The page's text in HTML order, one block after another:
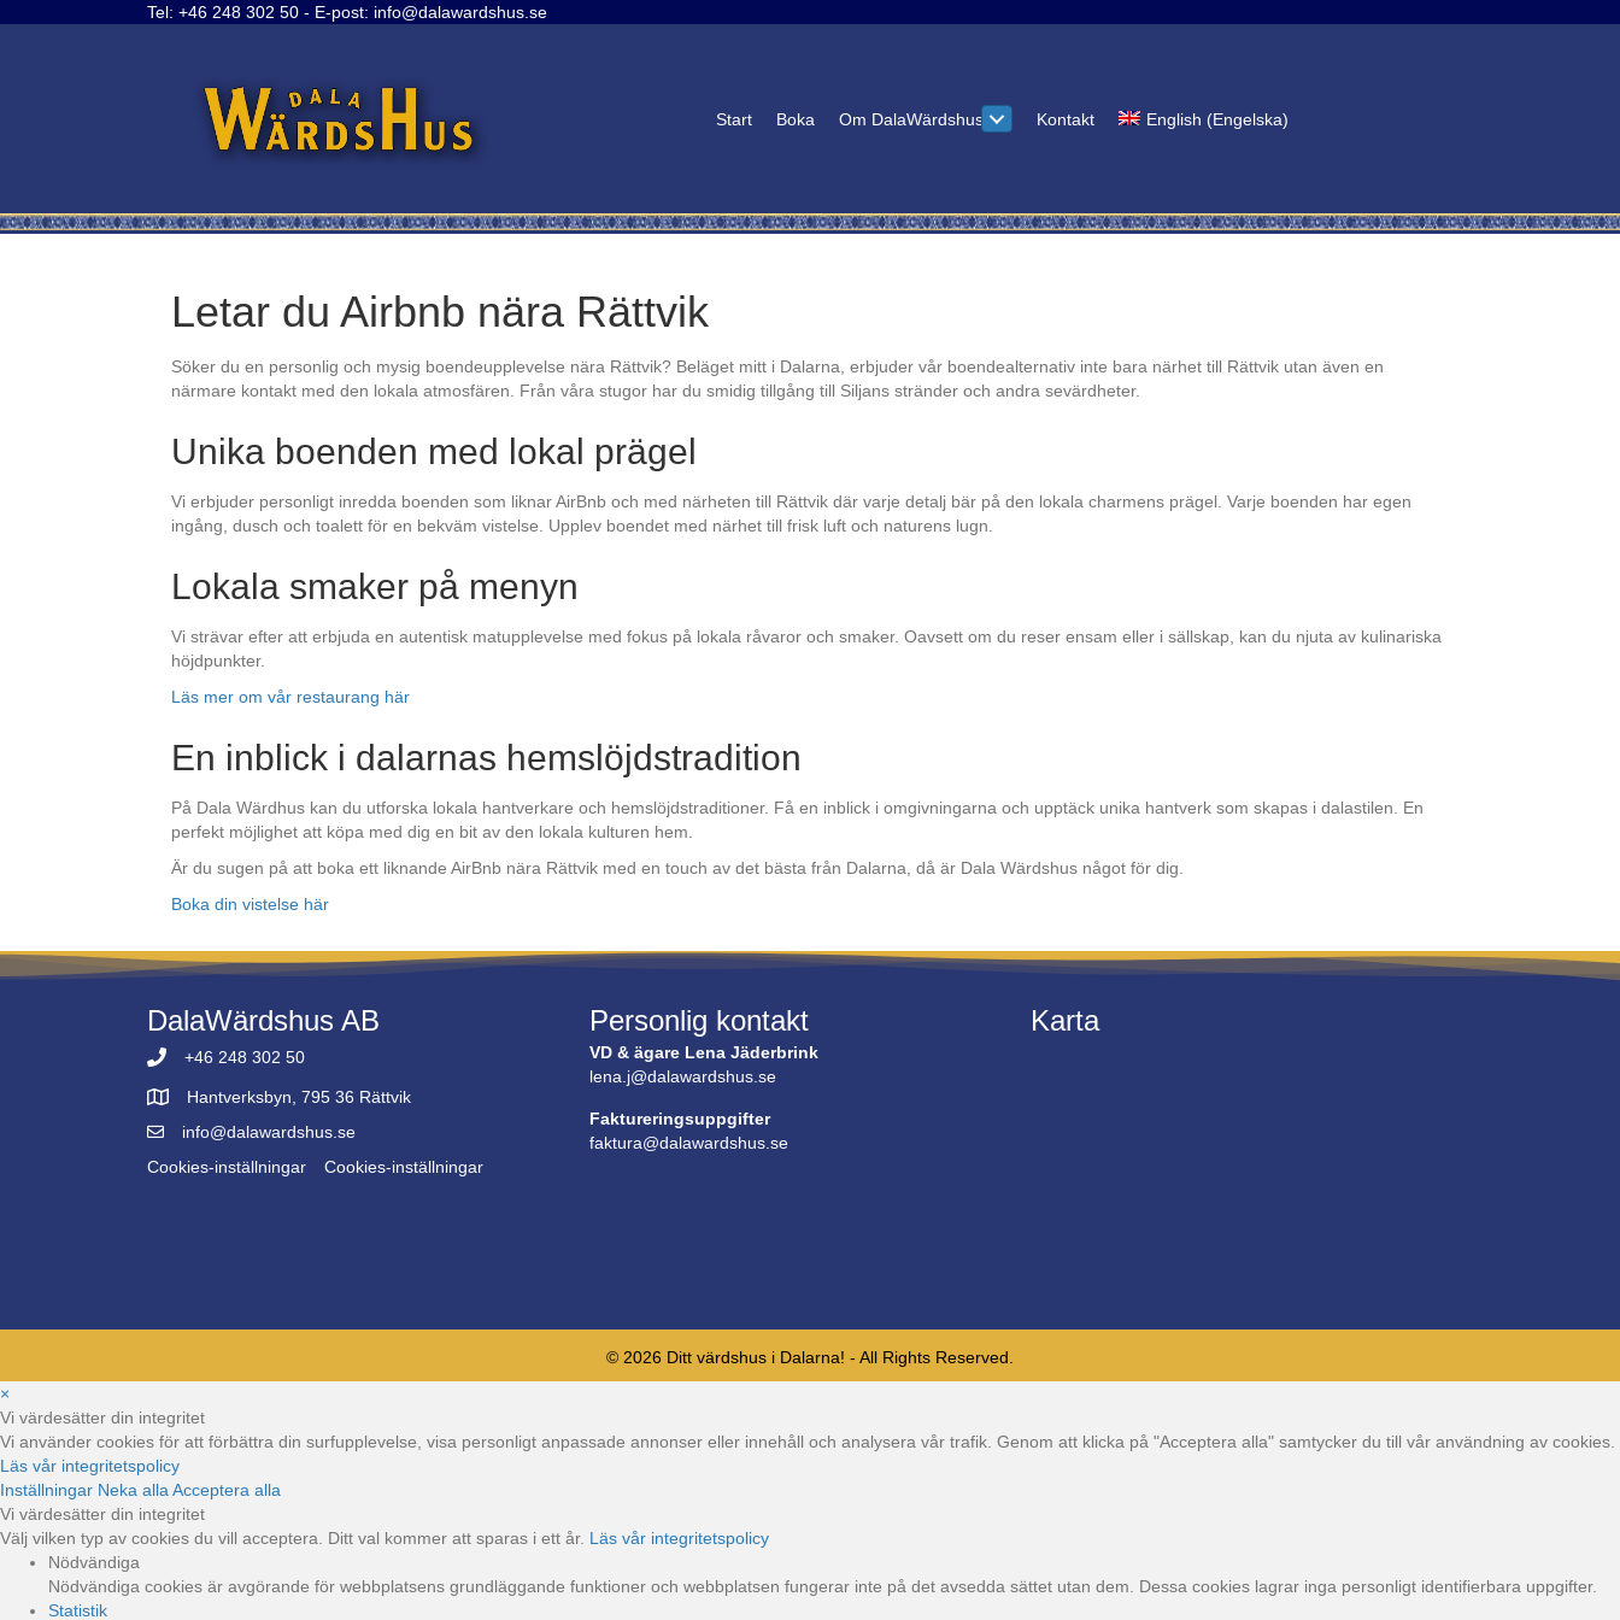
Tel: +46 248 302 50 - E-post: info@dalawardshus.se
Start Boka Om DalaWärdshus Kontakt English (Engelska)
Letar du Airbnb nära Rättvik
Söker du en personlig och mysig boendeupplevelse nära Rättvik? Beläget mitt i Dalarna, erbjuder vår boendealternativ inte bara närhet till Rättvik utan även en
närmare kontakt med den lokala atmosfären. Från våra stugor har du smidig tillgång till Siljans stränder och andra sevärdheter.
Unika boenden med lokal prägel
Vi erbjuder personligt inredda boenden som liknar AirBnb och med närheten till Rättvik där varje detalj bär på den lokala charmens prägel. Varje boenden har egen
ingång, dusch och toalett för en bekväm vistelse. Upplev boendet med närhet till frisk luft och naturens lugn.
Lokala smaker på menyn
Vi strävar efter att erbjuda en autentisk matupplevelse med fokus på lokala råvaror och smaker. Oavsett om du reser ensam eller i sällskap, kan du njuta av kulinariska
höjdpunkter.
Läs mer om vår restaurang här
En inblick i dalarnas hemslöjdstradition
På Dala Wärdhus kan du utforska lokala hantverkare och hemslöjdstraditioner. Få en inblick i omgivningarna och upptäck unika hantverk som skapas i dalastilen. En
perfekt möjlighet att köpa med dig en bit av den lokala kulturen hem.
Är du sugen på att boka ett liknande AirBnb nära Rättvik med en touch av det bästa från Dalarna, då är Dala Wärdshus något för dig.
Boka din vistelse här
DalaWärdshus AB
+46 248 302 50
Hantverksbyn, 795 36 Rättvik
info@dalawardshus.se
Cookies-inställningar
Cookies-inställningar
Personlig kontakt
VD & ägare Lena Jäderbrink
lena.j@dalawardshus.se
Faktureringsuppgifter
faktura@dalawardshus.se
Karta
© 2026 Ditt värdshus i Dalarna! - All Rights Reserved.
×
Vi värdesätter din integritet
Vi använder cookies för att förbättra din surfupplevelse, visa personligt anpassade annonser eller innehåll och analysera vår trafik. Genom att klicka på "Acceptera alla" samtycker du till vår användning av cookies.
Läs vår integritetspolicy
Inställningar Neka alla Acceptera alla
Vi värdesätter din integritet
Välj vilken typ av cookies du vill acceptera. Ditt val kommer att sparas i ett år. Läs vår integritetspolicy
Nödvändiga
Nödvändiga cookies är avgörande för webbplatsens grundläggande funktioner och webbplatsen fungerar inte på det avsedda sättet utan dem. Dessa cookies lagrar inga personligt identifierbara uppgifter.
Statistik